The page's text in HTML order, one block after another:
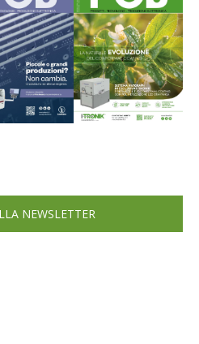
NEWSLETTER